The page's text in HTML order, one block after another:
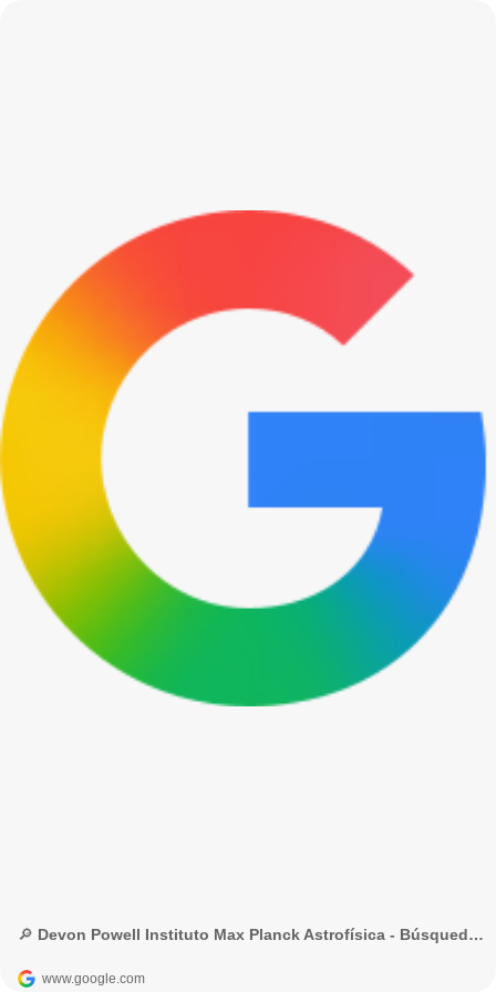
🔎 Devon Powell Instituto Max Planck Astrofísica - Búsqueda de Google
www.google.com